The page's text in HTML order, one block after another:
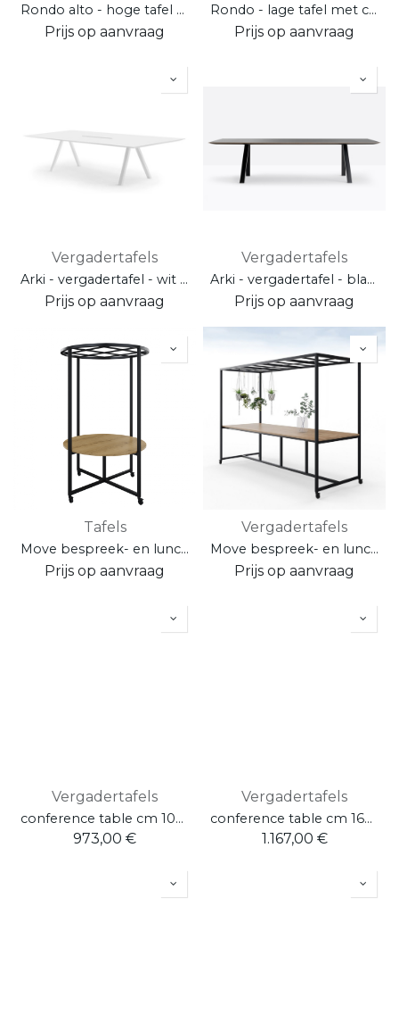
Rondo alto - hoge tafel met centrale poot
Prijs op aanvraag
Rondo - lage tafel met centrale poot - hoogte 76,5 cm
Prijs op aanvraag
Vergadertafels
Arki - vergadertafel - wit blad - met kabelmanagement
Prijs op aanvraag
Vergadertafels
Arki - vergadertafel - blad anti-fingerprint zwart
Prijs op aanvraag
Tafels
Move bespreek- en lunchtafel rond
Prijs op aanvraag
Vergadertafels
Move bespreek- en lunchtafel recht
Prijs op aanvraag
Vergadertafels
conference table cm 100x100 W. 100 H. 75 D. 100
973,00 €
Vergadertafels
conference table cm 160x160 W. 160 H. 75 D. 160
1.167,00 €